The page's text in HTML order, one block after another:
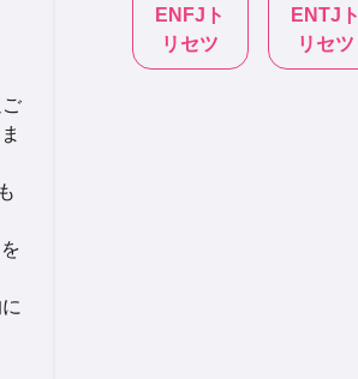
ENFJ ト
リセツ
ENTJ ト
リセツ